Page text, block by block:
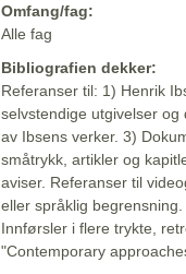
Omfang/fag:
Alle fag
Bibliografien dekker:
Referanser til: 1) Henrik
selvstendige utgivelser
av Ibsens verker. 3)
småtrykk, artikler og
aviser. Referanser til
eller språklig
Innførsler i flere trykte,
"Contemporary